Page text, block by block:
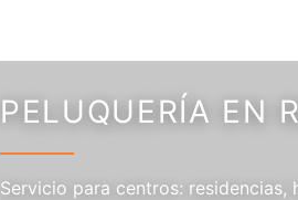
PELUQUERÍA EN
Servicio para centros: residencias,